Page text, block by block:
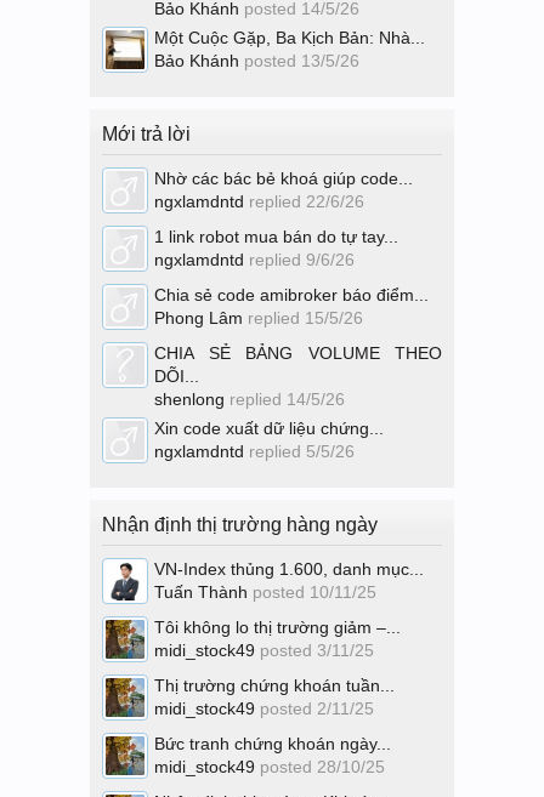
Bảo Khánh posted 14/5/26
Một Cuộc Gặp, Ba Kịch Bản: Nhà...
Bảo Khánh posted 13/5/26
Mới trả lời
Nhờ các bác bẻ khoá giúp code...
ngxlamdntd replied 22/6/26
1 link robot mua bán do tự tay...
ngxlamdntd replied 9/6/26
Chia sẻ code amibroker báo điểm...
Phong Lâm replied 15/5/26
CHIA SẺ BẢNG VOLUME THEO
DÕI...
shenlong replied 14/5/26
Xin code xuất dữ liệu chứng...
ngxlamdntd replied 5/5/26
Nhận định thị trường hàng ngày
VN-Index thủng 1.600, danh mục...
Tuấn Thành posted 10/11/25
Tôi không lo thị trường giảm –...
midi_stock49 posted 3/11/25
Thị trường chứng khoán tuần...
midi_stock49 posted 2/11/25
Bức tranh chứng khoán ngày...
midi_stock49 posted 28/10/25